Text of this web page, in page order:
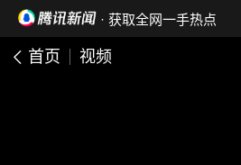
· 获取全网一手热点
首页 视频